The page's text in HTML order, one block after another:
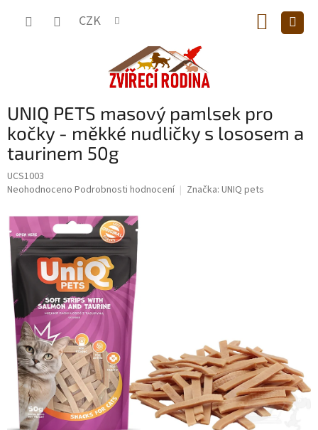
CZK
KOŠÍK
UNIQ PETS masový pamlsek pro
kočky - měkké nudličky s lososem a
taurinem 50g
UCS1003
Průměrné
produktu
je
0,0
z
hvězdiček.
Neohodnoceno Podrobnosti hodnocení Značka: UNIQ pets